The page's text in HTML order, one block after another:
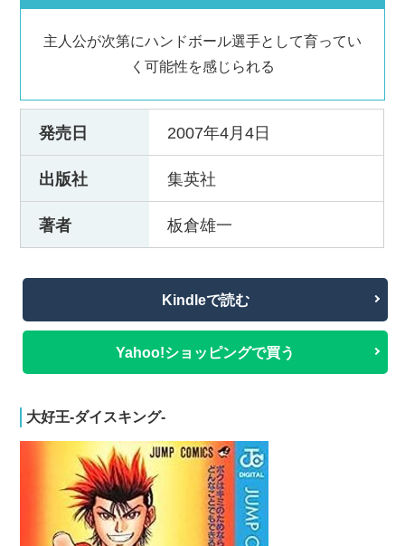
主人公が次第にハンドボール選手として育ってい
く可能性を感じられる
発売日 2007年4月4日
出版社 集英社
著者 板倉雄一
Kindleで読む
Yahoo!ショッピングで買う
大好王-ダイスキング-